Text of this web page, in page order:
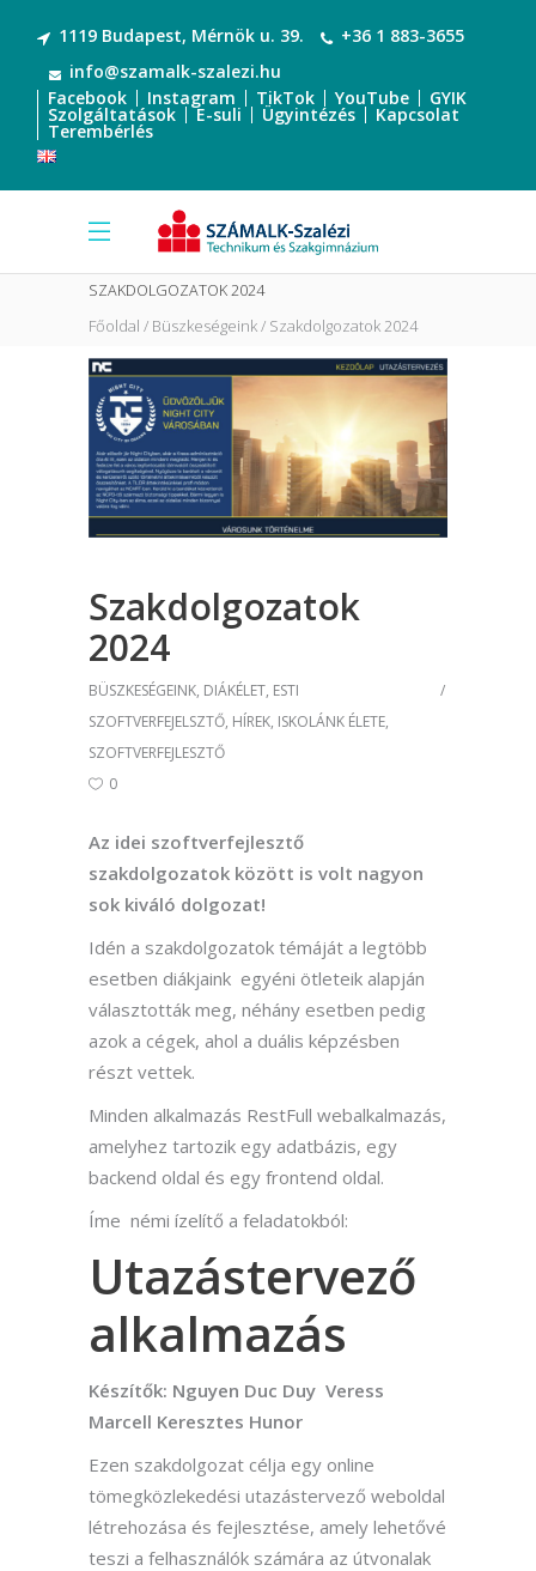
1119 Budapest, Mérnök u. 39.
+36 1 883-3655
info@szamalk-szalezi.hu
Facebook
Instagram TikTok YouTube GYIK
Szolgáltatások E-suli Ügyintézés Kapcsolat
Terembérlés
SZAKDOLGOZATOK 2024
Főoldal Büszkeségeink Szakdolgozatok 2024
Szakdolgozatok
2024
BÜSZKESÉGEINK, DIÁKÉLET, ESTI
SZOFTVERFEJELSZTŐ, HÍREK, ISKOLÁNK ÉLETE,
SZOFTVERFEJLESZTŐ
0
Az idei szoftverfejlesztő
szakdolgozatok között is volt nagyon
sok kiváló dolgozat!
Idén a szakdolgozatok témáját a legtöbb
esetben diákjaink egyéni ötleteik alapján
választották meg, néhány esetben pedig
azok a cégek, ahol a duális képzésben
részt vettek.
Minden alkalmazás RestFull webalkalmazás,
amelyhez tartozik egy adatbázis, egy
backend oldal és egy frontend oldal.
Íme némi ízelítő a feladatokból:
Utazástervező
alkalmazás
Készítők: Nguyen Duc Duy Veress
Marcell Keresztes Hunor
Ezen szakdolgozat célja egy online
tömegközlekedési utazástervező weboldal
létrehozása és fejlesztése, amely lehetővé
teszi a felhasználók számára az útvonalak